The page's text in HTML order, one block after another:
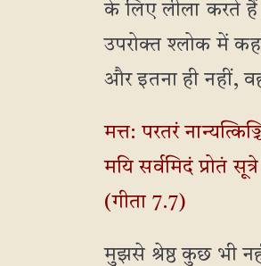
के लिए लीला करते
उपरोक्त श्लोक में
और इतना ही नहीं, वह
मत्त: परतरं
मयि सर्वमिदं प्रोतं
(गीता 7.7)
मुझसे श्रेष्ठ कुछ भी